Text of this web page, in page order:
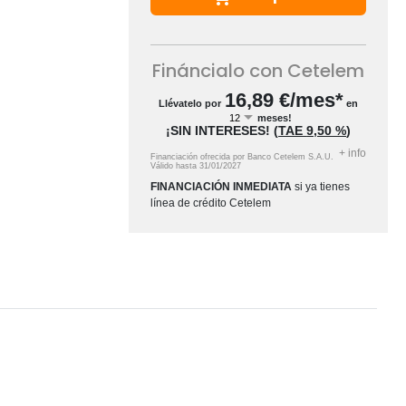
Fináncialo con Cetelem
Llévatelo por 16,89 €/mes* en
meses!
¡SIN INTERESES!(TAE9,50 %)
Financiación ofrecida por Banco Cetelem S.A.U.
Válido hasta31/01/2027
+ info
FINANCIACIÓN INMEDIATA si ya tienes
línea de crédito Cetelem